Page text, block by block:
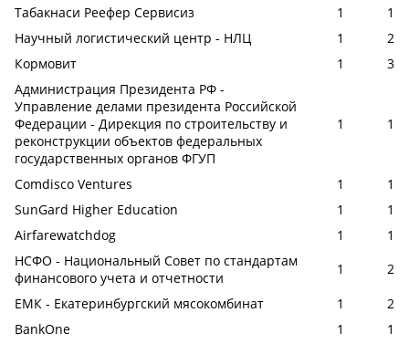
Табакнаси Реефер Сервисиз
1
1
Научный логистический центр - НЛЦ
1
2
Кормовит
1
3
Администрация Президента РФ -
Управление делами президента Российской
Федерации - Дирекция по строительству и
реконструкции объектов федеральных
государственных органов ФГУП
1 1
Comdisco Ventures 1
1
SunGard Higher Education
1
1
Airfarewatchdog
1
1
НСФО - Национальный Совет по стандартам
финансового учета и отчетности
1
2
ЕМК - Екатеринбургский мясокомбинат
1
2
BankOne
1
1